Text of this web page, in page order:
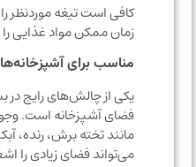
کافی است تیغه موردنظر را
زمان ممکن مواد غذایی را آماده
مناسب برای آشپزخانه‌های
یکی از چالش‌های رایج در
فضای آشپزخانه است. وجود
مانند تخته برش، رنده، آبکش،
می‌تواند فضای زیادی را اشغال